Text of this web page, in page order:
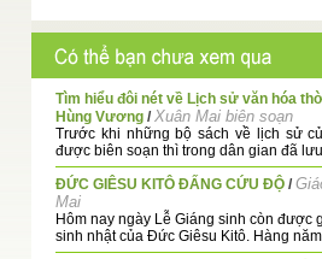
Tìm hiểu đôi nét về Lịch sử văn hóa
Hùng Vương /Xuân Mai biên soạn
Trước khi những bộ sách về lịch sử
được biên soạn thì trong dân gian đã
ĐỨC GIÊSU KITÔ ĐẤNG CỨU ĐỘ /
Mai
Hôm nay ngày Lễ Giáng sinh còn được
sinh nhật của Đức Giêsu Kitô. Hàng